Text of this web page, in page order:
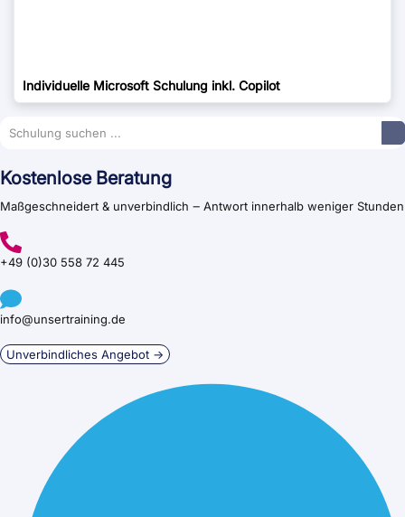
Individuelle Microsoft Schulung inkl. Copilot
Kostenlose Beratung
Maßgeschneidert & unverbindlich ‒ Antwort innerhalb weniger Stunden
+49 (0)30 558 72 445
info@unsertraining.de
Unverbindliches Angebot →